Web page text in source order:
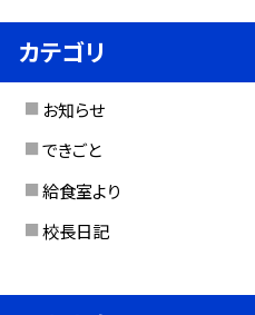
カテゴリ
お知らせ
できごと
給食室より
校長日記